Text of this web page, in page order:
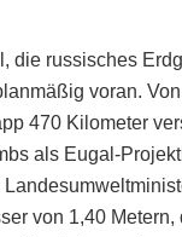
die russisches
voran.
470 Kilometer
als Eugal-
von 1,40 Metern,